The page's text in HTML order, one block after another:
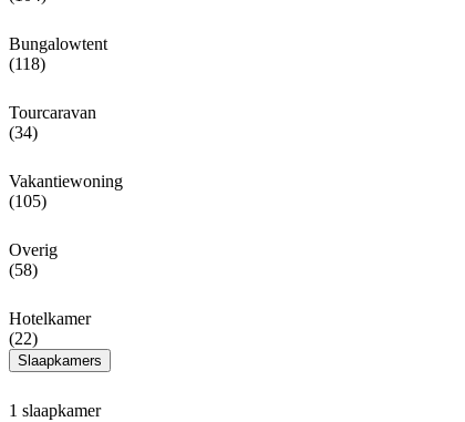
Bungalowtent
(118)
Tourcaravan
(34)
Vakantiewoning
(105)
Overig
(58)
Hotelkamer
(22)
Slaapkamers
1 slaapkamer